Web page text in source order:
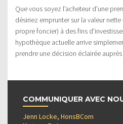
Que vous soyez l’acheteur d’une
désiriez emprunter sur la valeur
propre foncier) à des fins
hypothèque actuelle arrive
prendre une décision éclairée
COMMUNIQUER AVEC
Jenn Locke, HonsBCom